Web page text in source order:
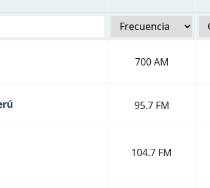
700 AM
95.7 FM
104.7 FM